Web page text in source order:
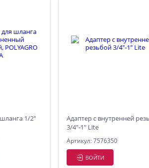
1/2"
Адаптер с внутренней
3/4"-1" Lite
Артикул: 7576350
ВОЙТИ